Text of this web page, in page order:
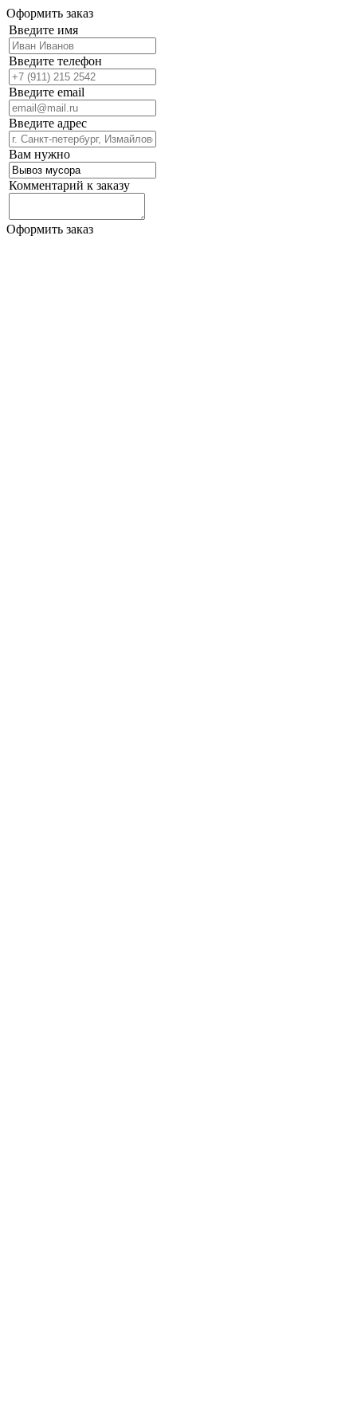
Оформить заказ
Введите имя
Введите телефон
Введите email
Введите адрес
Вам нужно
Комментарий к заказу
Оформить заказ